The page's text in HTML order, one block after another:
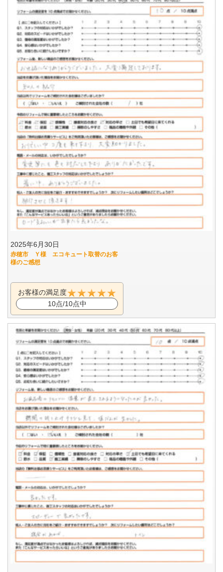
2025年6月30日
赤穂市 Ｙ様 エコキュート取替のお客
様のご感想
お客様の満足度
10点/10点中